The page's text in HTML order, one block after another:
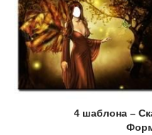
4 шаблона –